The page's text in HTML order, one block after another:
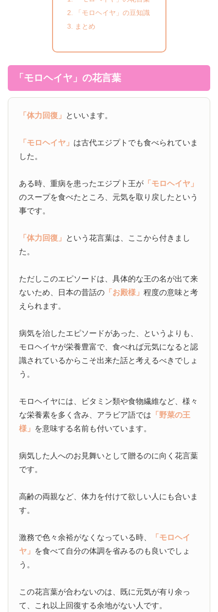
「モロヘイヤ」の豆知識
まとめ
「モロヘイヤ」の花言葉
「体力回復」 といいます。
「モロヘイヤ」 は古代エジプトでも食べられていま
した。
ある時、重病を患ったエジプト王が 「モロヘイヤ」
のスープを食べたところ、元気を取り戻したという
事です。
「体力回復」 という花言葉は、ここから付きまし
た。
ただしこのエピソードは、具体的な王の名が出て来
ないため、日本の昔話の 「お殿様」程度の意味と考
えられます。
病気を治したエピソードがあった、というよりも、
モロヘイヤが栄養豊富で、食べれば元気になると認
識されているからこそ出来た話と考えるべきでしょ
う。
モロヘイヤには、ビタミン類や食物繊維など、様々
な栄養素を多く含み、アラビア語では 「野菜の王
様」 を意味する名前も付いています。
病気した人へのお見舞いとして贈るのに向く花言葉
です。
高齢の両親など、体力を付けて欲しい人にも合いま
す。
激務で色々余裕がなくなっている時、
「モロヘイ
ヤ」 を食べて自分の体調を省みるのも良いでしょ
う。
この花言葉が合わないのは、既に元気が有り余っ
て、これ以上回復する余地がない人です。